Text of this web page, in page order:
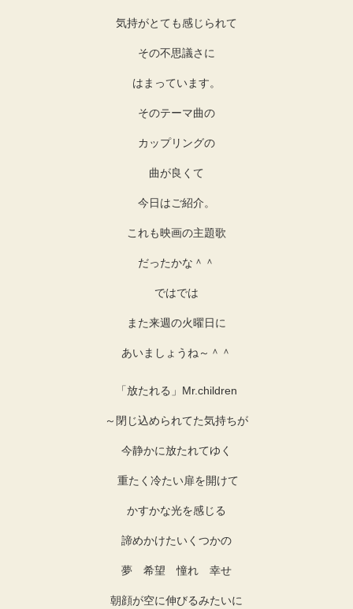
気持がとても感じられて
その不思議さに
はまっています。
そのテーマ曲の
カップリングの
曲が良くて
今日はご紹介。
これも映画の主題歌
だったかな＾＾
ではでは
また来週の火曜日に
あいましょうね～＾＾
「放たれる」Mr.children
～閉じ込められてた気持ちが
今静かに放たれてゆく
重たく冷たい扉を開けて
かすかな光を感じる
諦めかけたいくつかの
夢 希望 憧れ 幸せ
朝顔が空に伸びるみたいに